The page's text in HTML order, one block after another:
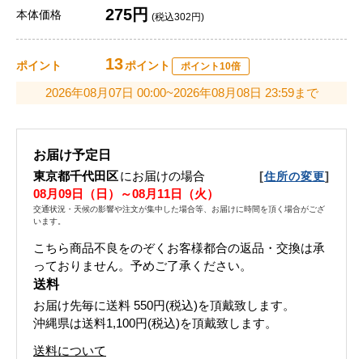
本体価格 275円 (税込302円)
ポイント 13ポイント ポイント10倍
2026年08月07日 00:00~2026年08月08日 23:59まで
お届け予定日
東京都千代田区にお届けの場合 [住所の変更]
08月09日（日）～08月11日（火）
交通状況・天候の影響や注文が集中した場合等、お届けに時間を頂く場合がござ
います。
こちら商品不良をのぞくお客様都合の返品・交換は承
っておりません。予めご了承ください。
送料
お届け先毎に送料 550円(税込)を頂戴致します。
沖縄県は送料1,100円(税込)を頂戴致します。
送料について